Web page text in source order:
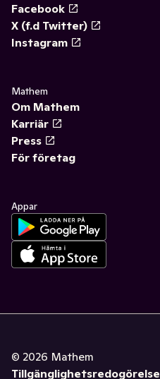
Facebook
X (f.d Twitter)
Instagram
Mathem
Om Mathem
Karriär
Press
För företag
Appar
© 2026 Mathem
Tillgänglighetsredogörelse